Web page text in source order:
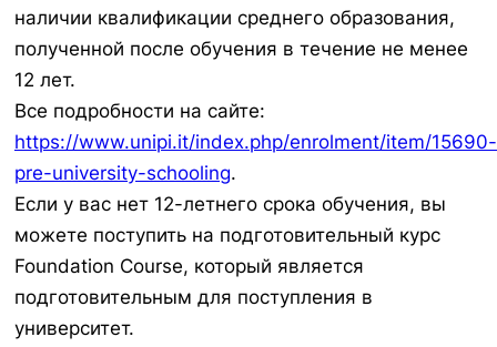
наличии квалификации среднего образования,
полученной после обучения в течение не менее
12 лет.
Все подробности на сайте:
https://www.unipi.it/index.php/enrolment/item/15690-
pre-university-schooling.
Если у вас нет 12-летнего срока обучения, вы
можете поступить на подготовительный курс
Foundation Course, который является
подготовительным для поступления в
университет.